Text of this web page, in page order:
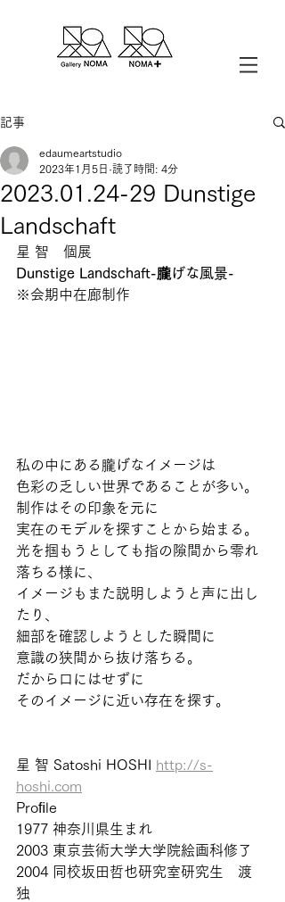
記事
2023.01.24-29 Dunstige
Landschaft
edaumeartstudio
2023年1月5日 読了時間: 4分
星 智　個展
Dunstige Landschaft-朧げな風景-
※会期中在廊制作
私の中にある朧げなイメージは
色彩の乏しい世界であることが多い。
制作はその印象を元に
実在のモデルを探すことから始まる。
光を掴もうとしても指の隙間から零れ
落ちる様に、
イメージもまた説明しようと声に出し
たり、
細部を確認しようとした瞬間に
意識の狭間から抜け落ちる。
だから口にはせずに
そのイメージに近い存在を探す。
星 智 Satoshi HOSHI http://s-
hoshi.com
Proﬁle
1977 神奈川県生まれ
2003 東京芸術大学大学院絵画科修了
2004 同校坂田哲也研究室研究生　渡
独